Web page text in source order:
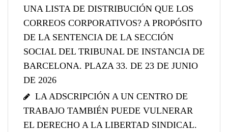
UNA LISTA DE DISTRIBUCIÓN QUE LOS
CORREOS CORPORATIVOS? A PROPÓSITO
DE LA SENTENCIA DE LA SECCIÓN
SOCIAL DEL TRIBUNAL DE INSTANCIA DE
BARCELONA. PLAZA 33. DE 23 DE JUNIO
DE 2026
LA ADSCRIPCIÓN A UN CENTRO DE
TRABAJO TAMBIÉN PUEDE VULNERAR
EL DERECHO A LA LIBERTAD SINDICAL.